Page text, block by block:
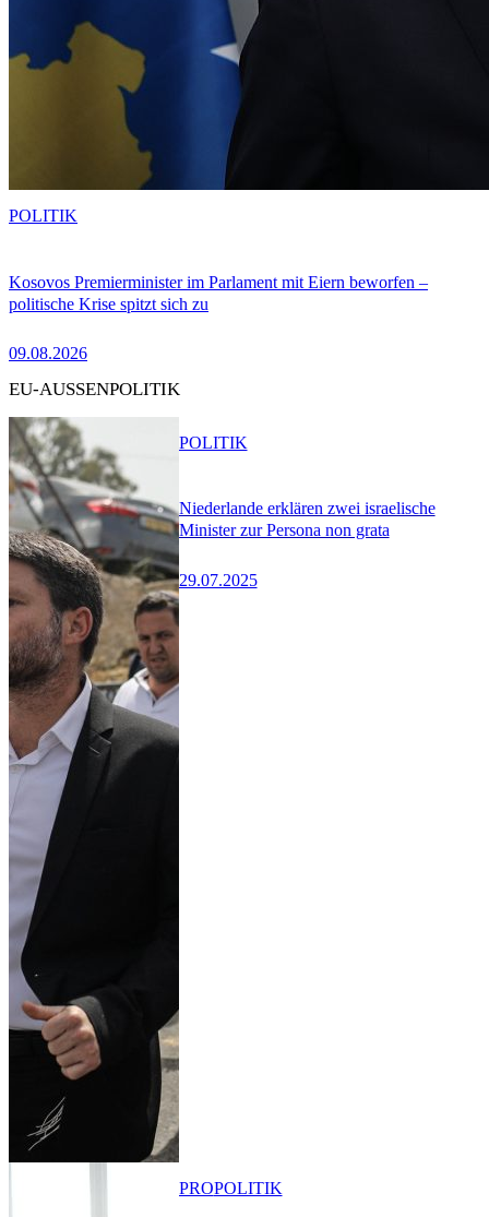
Kosovos Premierminister im Parlament mit Eiern beworfen –
politische Krise spitzt sich zu
09.08.2026
POLITIK
EU-AUSSENPOLITIK
Niederlande erklären zwei israelische
Minister zur Persona non grata
29.07.2025
POLITIK
PROPOLITIK